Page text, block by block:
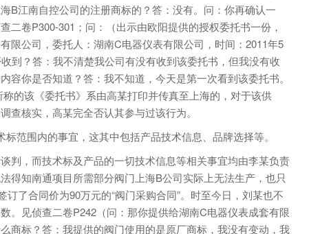
B江南自控公司的注册商标的？答：没有。问：你再确认一
二卷P300-301；问：（出示由欧阳提供的授权委托书一份，
限公司，委托人：湖南C电器仪表有限公司，时间：2011年5
到？答：我不清楚我公司有没有收到该委托书，但我没有收
容你是否知道？答：我不知道，今天是第一次看到该委托书。
的该《委托书》系由高某打印并传真至上海的，对于该供
查核实，高某完全否认其参与过该行为。
围内的事宜，这其中包括产品技术信息、品牌选择等。
，而技术标及产品的一切技术信息等相关事宜均由李某负责
得知南通项目所需部分阀门上海B公司实际上无法生产，也只
了合同价为90万元的“阀门采购合同”。时至今日，刘某也不
。见侦查二卷P242（问：那你提供给湖南C电器仪表成套有限
商标？答：我提供的阀门使用的是原厂商标，我没有变动，我